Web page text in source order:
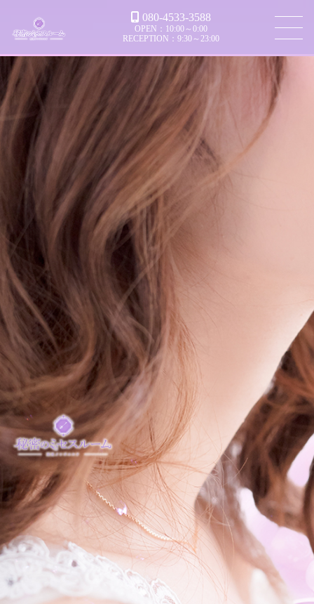
080-4533-3588
OPEN：10:00～0:00
RECEPTION：9:30～23:00